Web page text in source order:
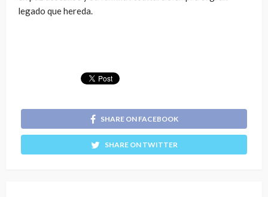
legado que hereda.
SHARE ON FACEBOOK
SHARE ON TWITTER